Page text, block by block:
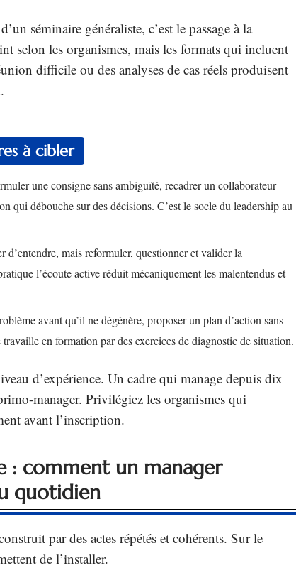
séminaire généraliste, c’est le passage à la
selon les organismes, mais les formats qui incluent
difficile ou des analyses de cas réels produisent
à cibler
une consigne sans ambiguïté, recadrer un collaborateur
qui débouche sur des décisions. C’est le socle du leadership au
d’entendre, mais reformuler, questionner et valider la
l’écoute active réduit mécaniquement les malentendus et
avant qu’il ne dégénère, proposer un plan d’action sans
en formation par des exercices de diagnostic de situation.
d’expérience. Un cadre qui manage depuis dix
manager. Privilégiez les organismes qui
avant l’inscription.
: comment un manager
quotidien
par des actes répétés et cohérents. Sur le
de l’installer.